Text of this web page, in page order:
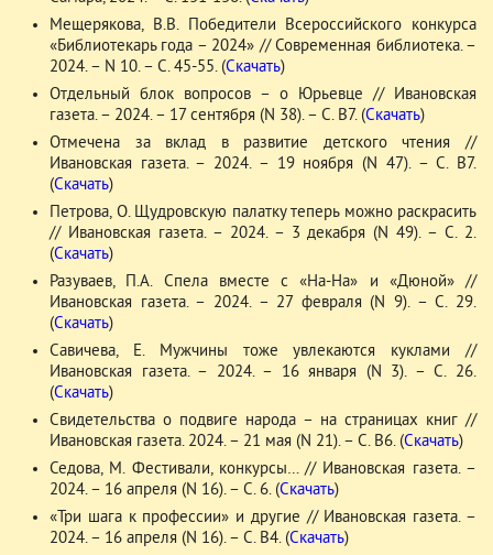
Мещерякова, В.В. Победители Всероссийского конкурса
«Библиотекарь года – 2024» // Современная библиотека. –
2024. – N 10. – С. 45-55. (Скачать)
Отдельный блок вопросов – о Юрьевце // Ивановская
газета. – 2024. – 17 сентября (N 38). – С. В7. (Скачать)
Отмечена за вклад в развитие детского чтения //
Ивановская газета. – 2024. – 19 ноября (N 47). – С. В7.
(Скачать)
Петрова, О. Щудровскую палатку теперь можно раскрасить
// Ивановская газета. – 2024. – 3 декабря (N 49). – С. 2.
(Скачать)
Разуваев, П.А. Спела вместе с «На-На» и «Дюной» //
Ивановская газета. – 2024. – 27 февраля (N 9). – С. 29.
(Скачать)
Савичева, Е. Мужчины тоже увлекаются куклами //
Ивановская газета. – 2024. – 16 января (N 3). – С. 26.
(Скачать)
Свидетельства о подвиге народа – на страницах книг //
Ивановская газета. 2024. – 21 мая (N 21). – С. В6. (Скачать)
Седова, М. Фестивали, конкурсы… // Ивановская газета. –
2024. – 16 апреля (N 16). – С. 6. (Скачать)
«Три шага к профессии» и другие // Ивановская газета. –
2024. – 16 апреля (N 16). – С. В4. (Скачать)